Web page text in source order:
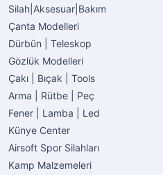
Silah|Aksesuar|Bakım
Çanta Modelleri
Dürbün | Teleskop
Gözlük Modelleri
Çakı | Bıçak | Tools
Arma | Rütbe | Peç
Fener | Lamba | Led
Künye Center
Airsoft Spor Silahları
Kamp Malzemeleri